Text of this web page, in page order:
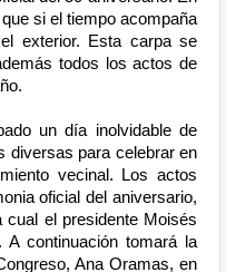
si el tiempo acompaña
exterior. Esta carpa se
todos los actos de
un día inolvidable de
diversas para celebrar en
vecinal. Los actos
oficial del aniversario,
el presidente Moisés
A continuación tomará la
Ana Oramas, en